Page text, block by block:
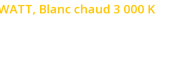
Blanc chaud 3 000 K